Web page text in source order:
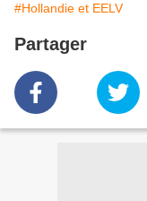
#Hollandie et EELV
Partager